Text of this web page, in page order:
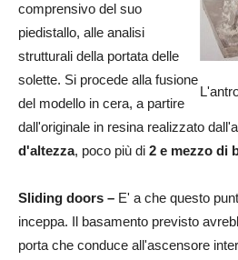
comprensivo del suo
piedistallo, alle analisi
strutturali della portata delle
solette. Si procede alla fusione
del modello in cera, a partire
dall'originale in resina realizzato
d'altezza, poco più di 2 e mezzo di
Sliding doors – E' a che questo
inceppa. Il basamento previsto
porta che conduce all'ascensore